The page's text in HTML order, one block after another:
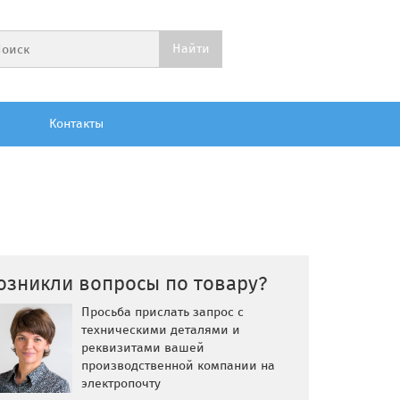
Контакты
вопросы по товару?
Просьба прислать запрос с
техническими деталями и
реквизитами вашей
производственной компании на
электропочту